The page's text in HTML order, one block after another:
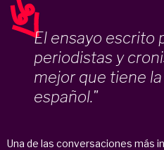
El ensayo escrito
periodistas y
mejor que tiene
español."
Una de las conversaciones más